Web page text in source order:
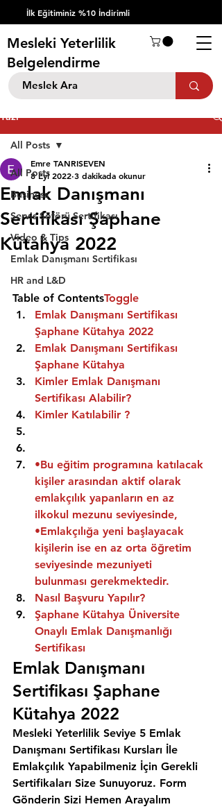
İlk Eğitiminiz %10 İndirimli
Mesleki Yeterlilik
Belgelendirme
Yazı
All Posts
Business
Servis Şöförü Sertifikası
Video & Tips
Emlak Danışmanı Sertifikası
HR and L&D
All Posts
Emlak Danışmanı
Sertifikası Şaphane
Kütahya 2022
Emre TANRISEVEN
8 Eyl 2022 3 dakikada okunur
Table of ContentsToggle
Emlak Danışmanı Sertifikası
Şaphane Kütahya 2022
Emlak Danışmanı Sertifikası
Şaphane Kütahya
Kimler Emlak Danışmanı
Sertifikası Alabilir?
Kimler Katılabilir ?
•Bu eğitim programına katılacak
kişiler arasından aktif olarak
emlakçılık yapanların en az
ilkokul mezunu seviyesinde,
•Emlakçılığa yeni başlayacak
kişilerin ise en az orta öğretim
seviyesinde mezuniyeti
bulunması gerekmektedir.
Nasıl Başvuru Yapılır?
Şaphane Kütahya Üniversite
Onaylı Emlak Danışmanlığı
Sertifikası
Emlak Danışmanı
Sertifikası Şaphane
Kütahya 2022
Mesleki Yeterlilik Seviye 5 Emlak
Danışmanı Sertifikası Kursları İle
Emlakçılık Yapabilmeniz İçin Gerekli
Sertifikaları Size Sunuyoruz. Form
Gönderin Sizi Hemen Arayalım